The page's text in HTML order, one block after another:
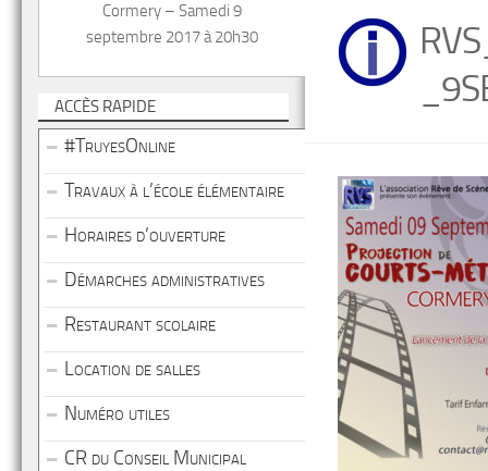
Cormery – Samedi 9
septembre 2017 à 20h30
ACCÈS RAPIDE
#TruyesOnline
Travaux à l’école élémentaire
Horaires d’ouverture
Démarches administratives
Restaurant scolaire
Location de salles
Numéro utiles
CR du Conseil Municipal